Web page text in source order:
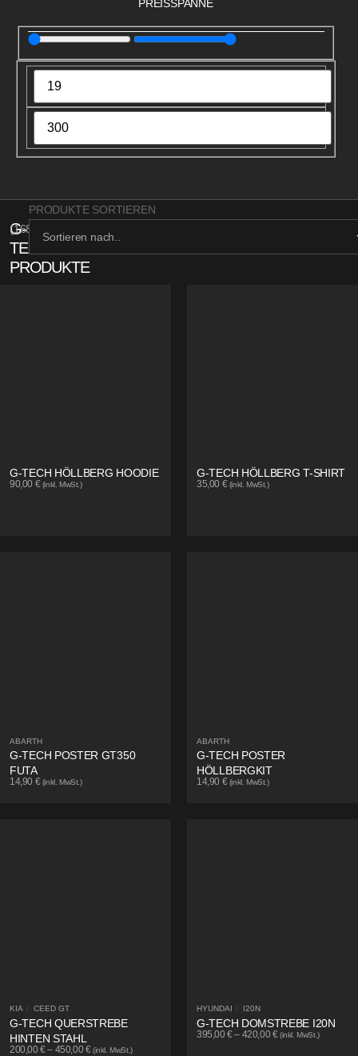
PREISSPANNE
G-
TECH
PRODUKTE
(168
PRODUKTE SORTIEREN
G-TECH HÖLLBERG HOODIE
90,00 € (inkl. MwSt.)
G-TECH HÖLLBERG T-SHIRT
35,00 € (inkl. MwSt.)
ABARTH
G-TECH POSTER GT350
FUTA
14,90 € (inkl. MwSt.)
ABARTH
G-TECH POSTER
HÖLLBERGKIT
14,90 € (inkl. MwSt.)
KIA / CEED GT
G-TECH QUERSTREBE
HINTEN STAHL
200,00€– 450,00€ (inkl. MwSt.)
HYUNDAI / I20N
G-TECH DOMSTREBE I20N
395,00€– 420,00€ (inkl. MwSt.)